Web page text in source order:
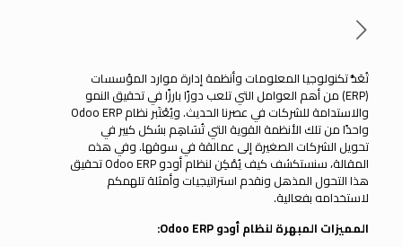
تُعَدُّ تكنولوجيا المعلومات وأنظمة إدارة موارد المؤسسات
(ERP) من أهم العوامل التي تلعب دورًا بارزًا في تحقيق النمو
والاستدامة للشركات في عصرنا الحديث. ويُعْتَبر نظام Odoo ERP
واحدًا من تلك الأنظمة القوية التي تُسَاهِم بشكل كبير في
تحويل الشركات الصغيرة إلى عمالقة في سوقها. وفي هذه
المقالة، سنستكشف كيف يُمْكِن لنظام أودو Odoo ERP تحقيق
هذا التحول المذهل ونقدم استراتيجيات وأمثلة تلهمكم
لاستخدامه بفعالية.
المميزات المبهرة لنظام أودوOdoo ERP
: